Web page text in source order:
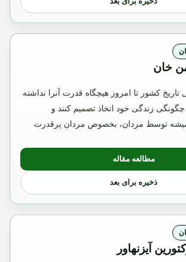
خان
تاریخ کشور تا امروز هیچگاه قدرت آنرا نداشته
چگونگی زندگی خود اتخاذ تصمیم کنند و
توسط مردان، بخصوص مردان پرقدرت
مطالعه مقاله: امیر عبدالرحمن خان
ذخیره برای بعد
آیزنهاور